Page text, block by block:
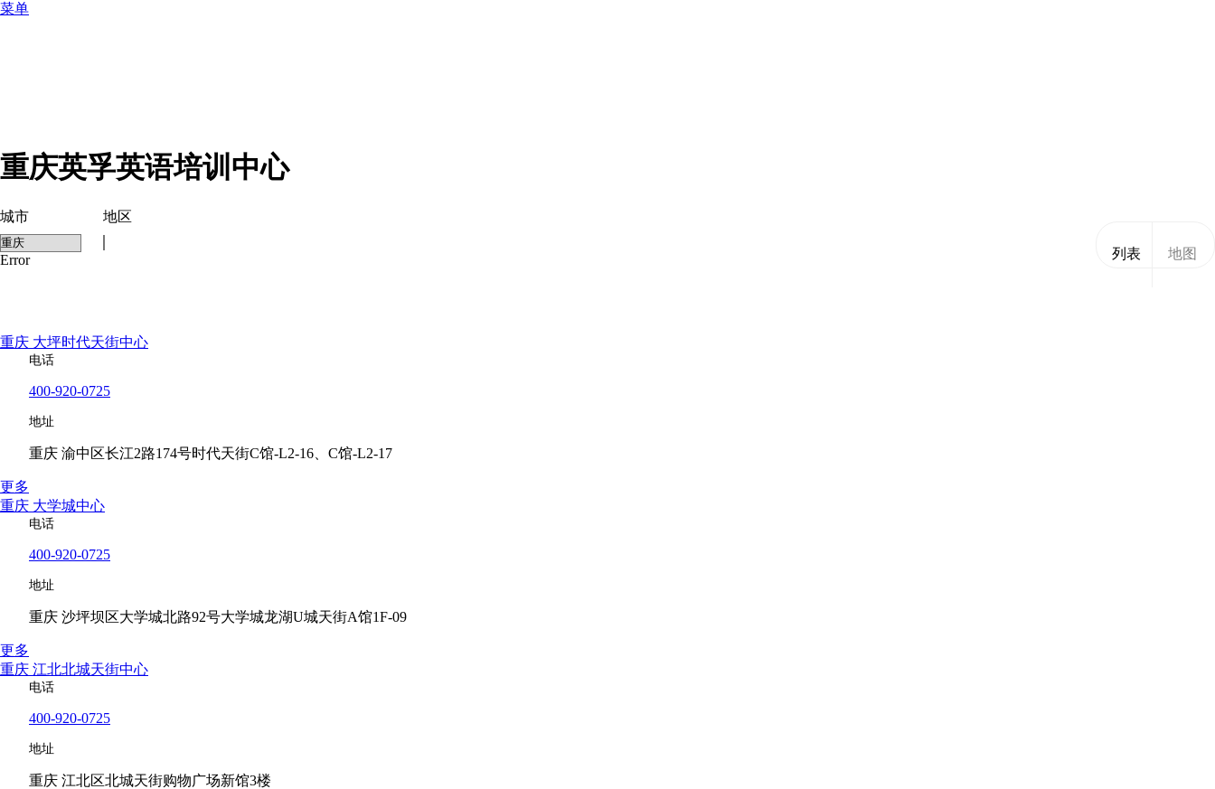
菜单
重庆英孚英语培训中心
城市
Error
地区
列表 地图
重庆 大坪时代天街中心
电话
400-920-0725
地址
重庆 渝中区长江2路174号时代天街C馆-L2-16、C馆-L2-17
更多
重庆 大学城中心
电话
400-920-0725
地址
重庆 沙坪坝区大学城北路92号大学城龙湖U城天街A馆1F-09
更多
重庆 江北北城天街中心
电话
400-920-0725
地址
重庆 江北区北城天街购物广场新馆3楼